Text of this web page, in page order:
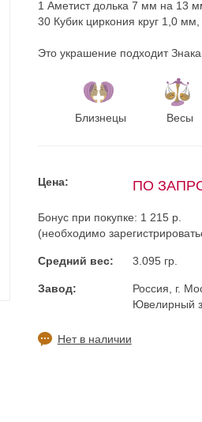
1 Аметист долька 7 мм на 13
30 Кубик циркония круг 1,0 мм,
Это украшение подходит
Близнецы Весы
Цена: ПО
Бонус при покупке: 1 215 р.
(необходимо
Средний вес: 3.095 гр.
Завод:
Россия, г.
Ювелирный
Нет в наличии